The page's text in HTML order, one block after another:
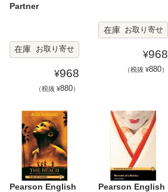
Partner
在庫 お取り寄せ
¥968
（税抜 ¥880）
在庫 お取り寄せ
¥968
（税抜 ¥880）
Pearson English
Pearson English